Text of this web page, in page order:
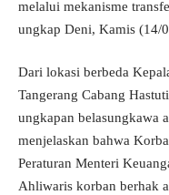
melalui mekanisme
ungkap Deni, Kamis (14/
Dari lokasi berbeda
Tangerang Cabang
ungkapan belasungkawa
menjelaskan bahwa
Peraturan Menteri
Ahliwaris korban berhak